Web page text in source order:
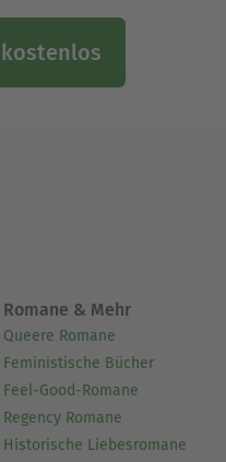
kostenlos
Romane & Mehr
Queere Romane
Feministische Bücher
Feel-Good-Romane
Regency Romane
Historische Liebesromane